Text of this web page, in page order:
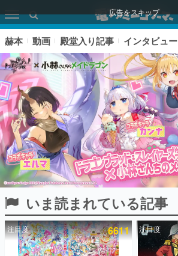
広告をスキップ
ピックアップ
電ファミのいま読まれている記事ランキング
赫本 動画 殿堂入り記事 インタビュー
いま読まれている記事
注目度 6611 注目度